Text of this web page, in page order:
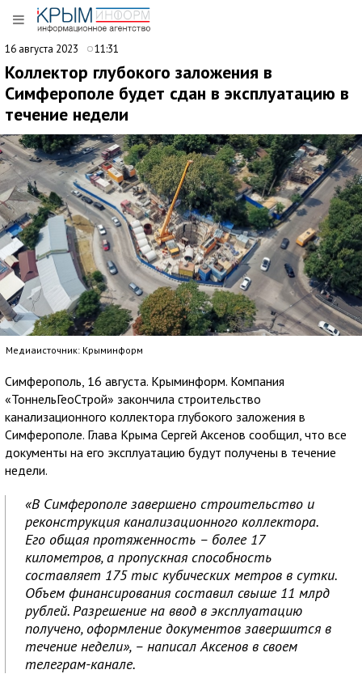
16 августа 2023 11:31
Коллектор глубокого заложения в
Симферополе будет сдан в эксплуатацию в
течение недели
Медиаисточник: Крыминформ
Симферополь, 16 августа. Крыминформ. Компания
«ТоннельГеоСтрой» закончила строительство
канализационного коллектора глубокого заложения в
Симферополе. Глава Крыма Сергей Аксенов сообщил, что все
документы на его эксплуатацию будут получены в течение
недели.
«В Симферополе завершено строительство и
реконструкция канализационного коллектора.
Его общая протяженность – более 17
километров, а пропускная способность
составляет 175 тыс кубических метров в сутки.
Объем финансирования составил свыше 11 млрд
рублей. Разрешение на ввод в эксплуатацию
получено, оформление документов завершится в
течение недели», – написал Аксенов в своем
телеграм-канале.